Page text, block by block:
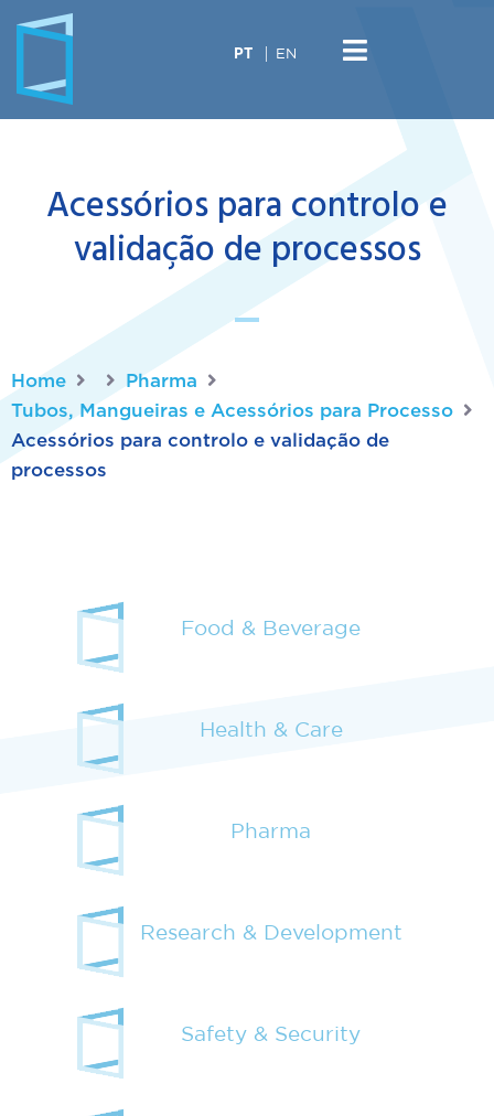
PT EN
Acessórios para controlo e
validação de processos
Home
Pharma
Tubos, Mangueiras e Acessórios para Processo
Acessórios para controlo e validação de
processos
Food & Beverage
Health & Care
Pharma
Research & Development
Safety & Security